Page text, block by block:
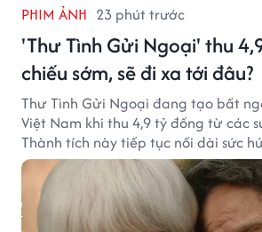
PHIM ẢNH 23 phút trước
'Thư Tình Gửi Ngoại' thu
chiếu sớm, sẽ đi xa tới đâu?
Thư Tình Gửi Ngoại đang tạo bất
Việt Nam khi thu 4,9 tỷ đồng từ các
Thành tích này tiếp tục nối dài sức
từng gây sốt với doanh thu hơn
ngoài.